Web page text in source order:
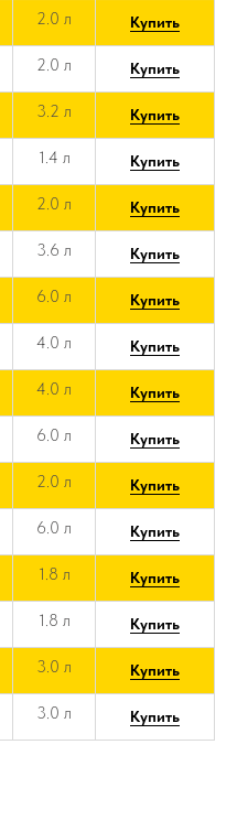
2.0 л Купить
2.0 л Купить
3.2 л Купить
1.4 л Купить
2.0 л Купить
3.6 л Купить
6.0 л Купить
4.0 л Купить
4.0 л Купить
6.0 л Купить
2.0 л Купить
6.0 л Купить
1.8 л Купить
1.8 л Купить
3.0 л Купить
3.0 л Купить